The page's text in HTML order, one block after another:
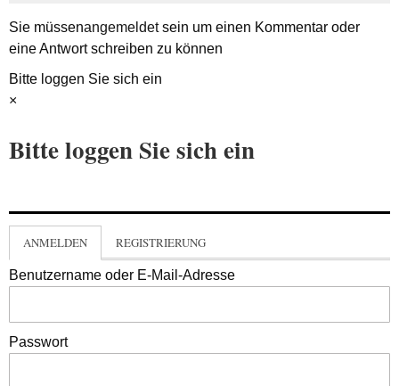
Sie müssenangemeldetsein um einen Kommentar oder
eine Antwort schreiben zu können
Bitte loggen Sie sich ein
×
Bitte loggen Sie sich ein
ANMELDEN REGISTRIERUNG
Benutzername oder E-Mail-Adresse
Passwort